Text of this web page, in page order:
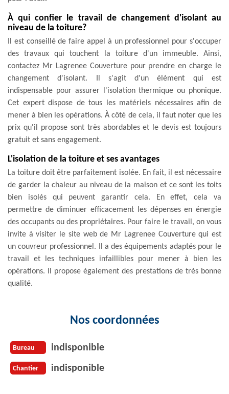
À qui confier le travail de changement d'isolant au
niveau de la toiture?
Il est conseillé de faire appel à un professionnel pour s'occuper
des travaux qui touchent la toiture d'un immeuble. Ainsi,
contactez Mr Lagrenee Couverture pour prendre en charge le
changement d'isolant. Il s'agit d'un élément qui est
indispensable pour assurer l'isolation thermique ou phonique.
Cet expert dispose de tous les matériels nécessaires afin de
mener à bien les opérations. À côté de cela, il faut noter que les
prix qu'il propose sont très abordables et le devis est toujours
gratuit et sans engagement.
L'isolation de la toiture et ses avantages
La toiture doit être parfaitement isolée. En fait, il est nécessaire
de garder la chaleur au niveau de la maison et ce sont les toits
bien isolés qui peuvent garantir cela. En effet, cela va
permettre de diminuer efficacement les dépenses en énergie
des occupants ou des propriétaires. Pour faire le travail, on vous
invite à visiter le site web de Mr Lagrenee Couverture qui est
un couvreur professionnel. Il a des équipements adaptés pour le
travail et les techniques infaillibles pour mener à bien les
opérations. Il propose également des prestations de très bonne
qualité.
Nos coordonnées
Bureau indisponible
Chantier indisponible